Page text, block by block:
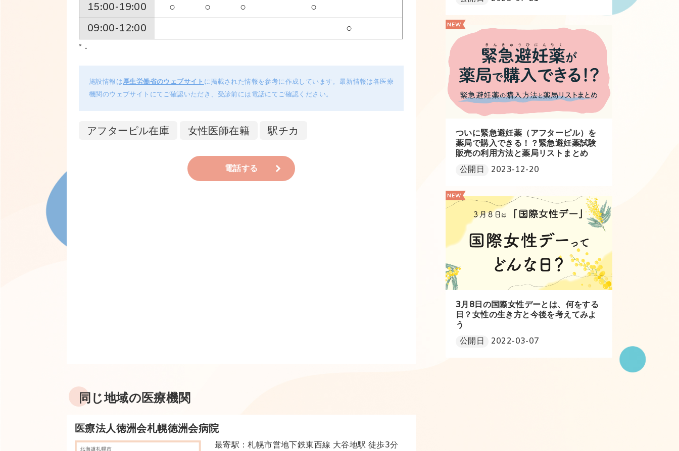
15:00-19:00
○ ○ ○
○
09:00-12:00
○
* -
施設情報は厚生労働省のウェブサイト に掲載された情報を参考に作成しています。最新情報は各医療
機関のウェブサイトにてご確認いただき、受診前には電話にてご確認ください。
アフターピル在庫 女性医師在籍 駅チカ
電話する
同じ地域の医療機関
医療法人徳洲会札幌徳洲会病院
最寄駅：札幌市営地下鉄東西線 大谷地駅 徒歩3分
ついに緊急避妊薬（アフターピル）を
薬局で購入できる！？緊急避妊薬試験
販売の利用方法と薬局リストまとめ
公開日
2023-12-20
3月8日の国際女性デーとは、何をする
日？女性の生き方と今後を考えてみよ
う
公開日
2022-03-07